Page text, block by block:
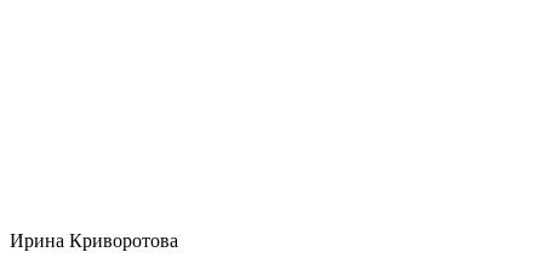
Ирина Криворотова